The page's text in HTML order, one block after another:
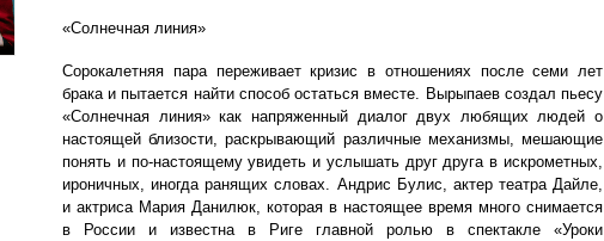
«Солнечная линия»
Сорокалетняя пара переживает кризис в отношениях после семи лет
брака и пытается найти способ остаться вместе. Вырыпаев создал пьесу
«Солнечная линия» как напряженный диалог двух любящих людей о
настоящей близости, раскрывающий различные механизмы, мешающие
понять и по-настоящему увидеть и услышать друг друга в искрометных,
ироничных, иногда ранящих словах. Андрис Булис, актер театра Дайле,
и актриса Мария Данилюк, которая в настоящее время много снимается
в России и известна в Риге главной ролью в спектакле «Уроки